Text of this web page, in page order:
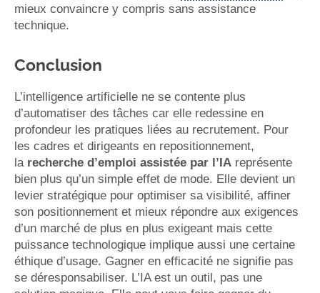
mieux convaincre y compris sans assistance
technique.
Conclusion
L’intelligence artificielle ne se contente plus
d’automatiser des tâches car elle redessine en
profondeur les pratiques liées au recrutement. Pour
les cadres et dirigeants en repositionnement,
la recherche d’emploi assistée par l’IA représente
bien plus qu’un simple effet de mode. Elle devient un
levier stratégique pour optimiser sa visibilité, affiner
son positionnement et mieux répondre aux exigences
d’un marché de plus en plus exigeant mais cette
puissance technologique implique aussi une certaine
éthique d’usage. Gagner en efficacité ne signifie pas
se déresponsabiliser. L’IA est un outil, pas une